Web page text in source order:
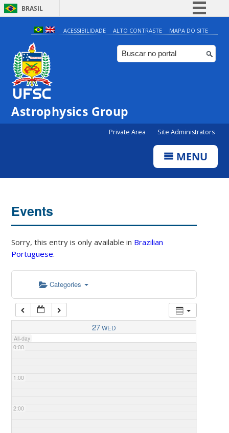
BRASIL
Simplifique!
Comunica BR
Participe
ACESSIBILIDADE ALTO CONTRASTE MAPA DO SITE
Astrophysics Group
Private Area Site Administrators
MENU
Events
Sorry, this entry is only available in Brazilian
Portuguese.
Categories
27WED
All-day
0:00
1:00
2:00